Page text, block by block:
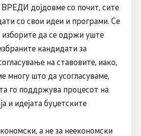
ВРЕДИ дојдовме со почит, сите
со свои идеи и програми. Се
да се одржи уште
кандидати за
на ставовите, иако,
многу што да усогласуваме,
го поддржува процесот на
и идејата буџетските
а не за неекономски